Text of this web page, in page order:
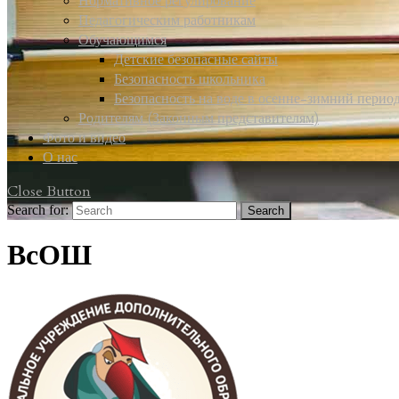
Педагогическим работникам
Обучающимся
Детские безопасные сайты
Безопасность школьника
Безопасность на воде в осенне-зимний
Родителям (Законным представителям)
Фото и видео
О нас
Close Button
Search for:
ВсОШ